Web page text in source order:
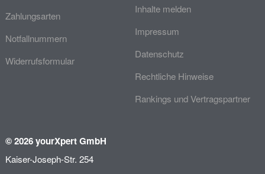
Zahlungsarten
Notfallnummern
Widerrufsformular
Inhalte melden
Impressum
Datenschutz
Rechtliche Hinweise
Rankings und Vertragspartner
© 2026 yourXpert GmbH
Kaiser-Joseph-Str. 254